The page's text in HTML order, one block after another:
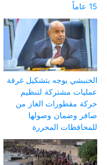
15 عاماً
الخنبشي يوجه بتشكيل غرفة
عمليات مشتركة لتنظيم
حركة مقطورات الغاز من
صافر وضمان وصولها
للمحافظات المحررة